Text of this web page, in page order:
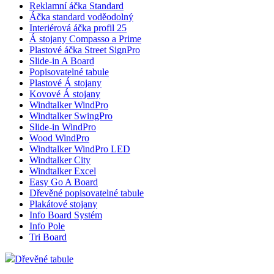
Reklamní áčka Standard
Áčka standard voděodolný
Interiérová áčka profil 25
Á stojany Compasso a Prime
Plastové áčka Street SignPro
Slide-in A Board
Popisovatelné tabule
Plastové Á stojany
Kovové Á stojany
Windtalker WindPro
Windtalker SwingPro
Slide-in WindPro
Wood WindPro
Windtalker WindPro LED
Windtalker City
Windtalker Excel
Easy Go A Board
Dřevěné popisovatelné tabule
Plakátové stojany
Info Board Systém
Info Pole
Tri Board
Dřevěné tabule